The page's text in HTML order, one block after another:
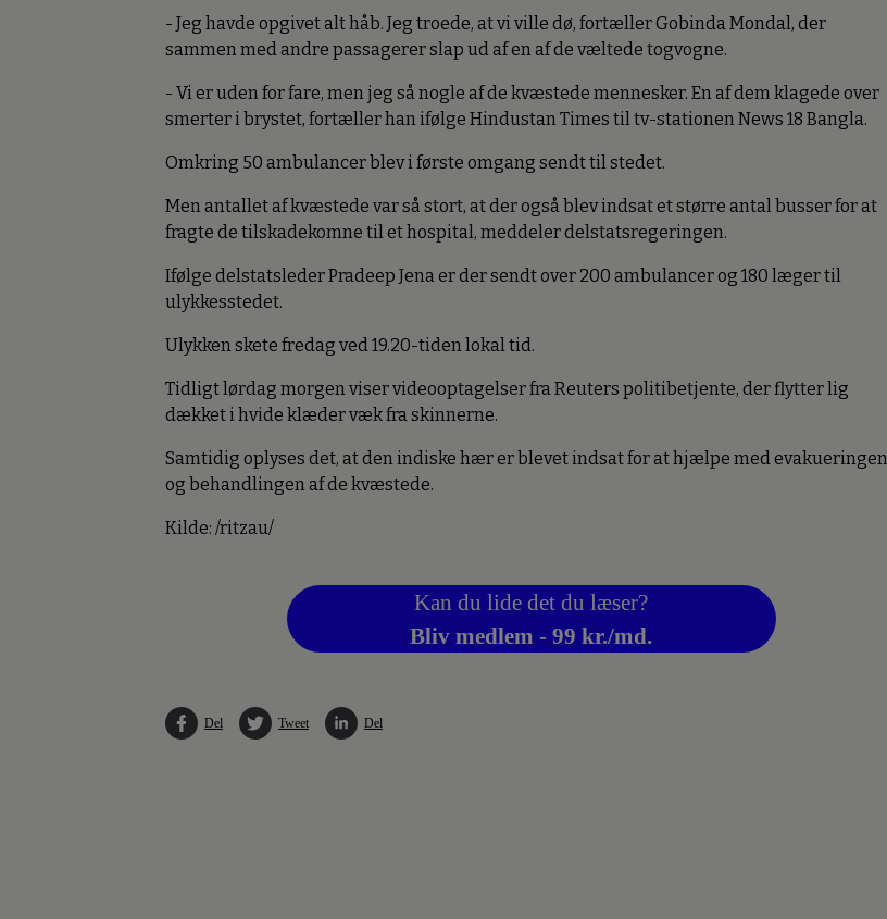
- Jeg havde opgivet alt håb. Jeg troede, at vi ville dø, fortæller Gobinda Mondal, der
sammen med andre passagerer slap ud af en af de væltede togvogne.
- Vi er uden for fare, men jeg så nogle af de kvæstede mennesker. En af dem klagede over
smerter i brystet, fortæller han ifølge Hindustan Times til tv-stationen News 18 Bangla.
Omkring 50 ambulancer blev i første omgang sendt til stedet.
Men antallet af kvæstede var så stort, at der også blev indsat et større antal busser for at
fragte de tilskadekomne til et hospital, meddeler delstatsregeringen.
Ifølge delstatsleder Pradeep Jena er der sendt over 200 ambulancer og 180 læger til
ulykkesstedet.
Ulykken skete fredag ved 19.20-tiden lokal tid.
Tidligt lørdag morgen viser videooptagelser fra Reuters politibetjente, der flytter lig
dækket i hvide klæder væk fra skinnerne.
Samtidig oplyses det, at den indiske hær er blevet indsat for at hjælpe med evakueringen
og behandlingen af de kvæstede.
Kilde: /ritzau/
Kan du lide det du læser?
Bliv medlem - 99 kr./md.
Del Tweet Del